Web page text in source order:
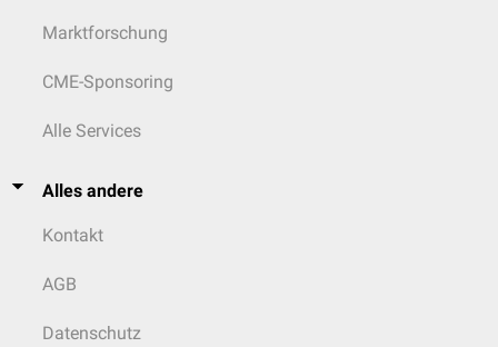
Marktforschung
CME-Sponsoring
Alle Services
Alles andere
Kontakt
AGB
Datenschutz